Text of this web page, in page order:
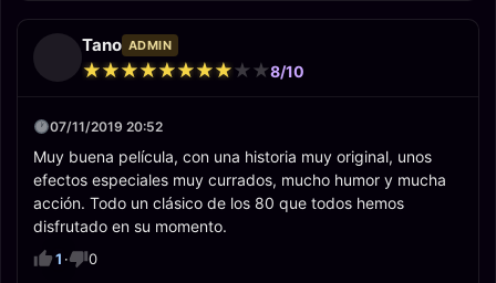
Tano ADMIN
★
★★
★★
★★
★★
★★
★★
★★
★★
★★
★8/10
07/11/2019 20:52
Muy buena película, con una historia muy original, unos
efectos especiales muy currados, mucho humor y mucha
acción. Todo un clásico de los 80 que todos hemos
disfrutado en su momento.
1 · 0